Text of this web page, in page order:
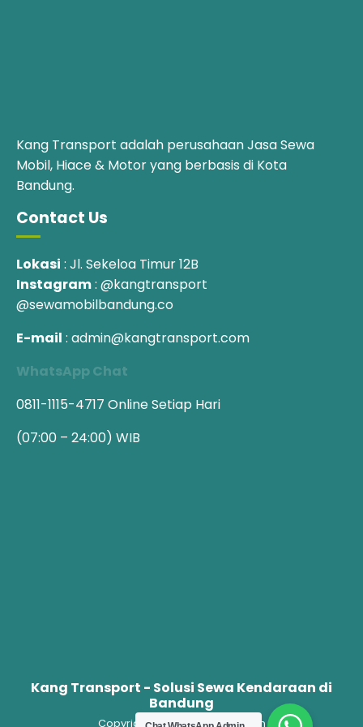
Kang Transport adalah perusahaan Jasa Sewa
Mobil, Hiace & Motor yang berbasis di Kota
Bandung.
Contact Us
Lokasi : Jl. Sekeloa Timur 12B
Instagram: @kangtransport
@sewamobilbandung.co
E-mail : admin@kangtransport.com
WhatsApp Chat
0811-1115-4717 Online Setiap Hari
(07:00 – 24:00) WIB
Kang Transport - Solusi Sewa Kendaraan di
Bandung
Copyright @Kangtransport.com